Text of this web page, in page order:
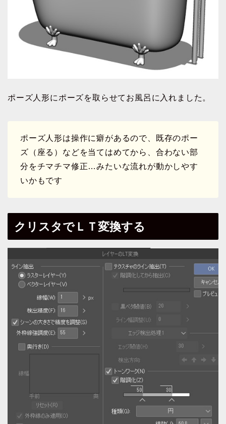
ポーズ人形にポーズを取らせてお風呂に入れました。
ポーズ人形は操作に癖があるので、既存のポー
ズ（座る）などを当てはめてから、合わない部
分をチマチマ修正…みたいな流れが動かしやす
いかもです
クリスタでＬＴ変換する